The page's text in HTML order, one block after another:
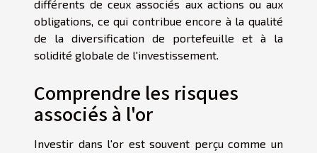
différents de ceux associés aux actions ou aux
obligations, ce qui contribue encore à la qualité
de la diversification de portefeuille et à la
solidité globale de l'investissement.
Comprendre les risques
associés à l'or
Investir dans l'or est souvent perçu comme un